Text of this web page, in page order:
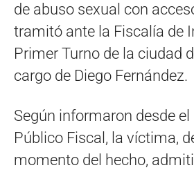
de abuso sexual con
tramitó ante la Fiscalía de
Primer Turno de la ciudad
cargo de Diego Fernández.
Según informaron desde
Público Fiscal, la víctima,
momento del hecho,